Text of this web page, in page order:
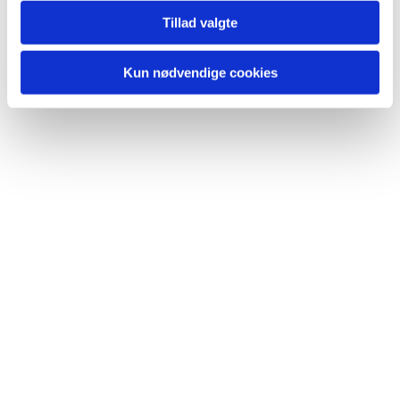
Tillad valgte
Kun nødvendige cookies